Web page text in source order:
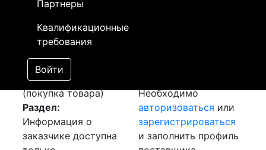
Партнеры
Квалификационные
требования
Войти
Закупка
Трансформаторного
Масло (ВГ, Т-1500,
ТРМ1)[Завершен]
Лот №:94
(покупка товара)
Раздел:
Информация о
заказчике доступна
Необходимо
авторизоваться или
зарегистрироваться
и заполнить профиль